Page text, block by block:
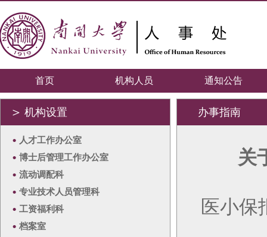
首页 机构人员 通知公告
＞ 机构设置
• 人才工作办公室
• 博士后管理工作办公室
• 流动调配科
• 专业技术人员管理科
• 工资福利科
• 档案室
办事指南
关
医小